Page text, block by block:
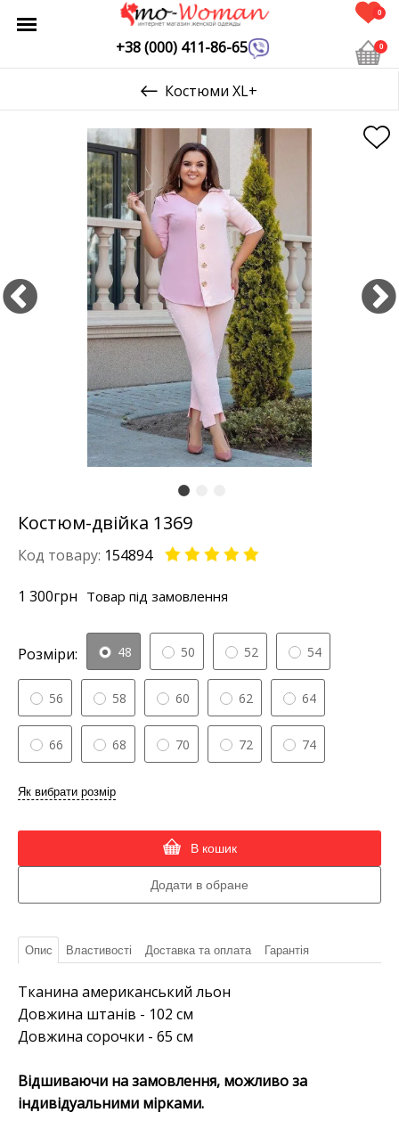
+38 (000) 411-86-65
0
0
Костюми XL+
Костюм-двійка 1369
Код товару: 154894
1 300грн Товар під замовлення
Розміри: 48 50 52 54
56 58 60 62 64
66 68 70 72 74
Як вибрати розмір
В кошик
Опис Властивості Доставка та оплата Гарантія
Тканина американський льон
Довжина штанів - 102 см
Довжина сорочки - 65 см
Відшиваючи на замовлення, можливо за
індивідуальними мірками.